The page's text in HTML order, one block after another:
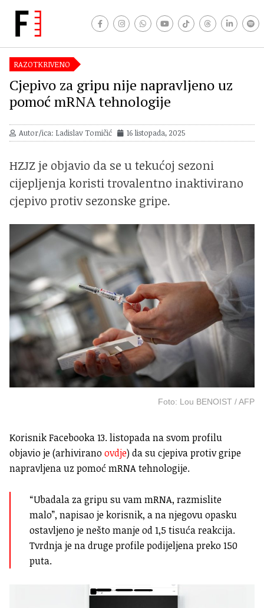
RAZOTKRIVENO
Cjepivo za gripu nije napravljeno uz
pomoć mRNA tehnologije
Autor/ica: Ladislav Tomičić 16 listopada, 2025
HZJZ je objavio da se u tekućoj sezoni
cijepljenja koristi trovalentno inaktivirano
cjepivo protiv sezonske gripe.
Foto: Lou BENOIST / AFP
Korisnik Facebooka 13. listopada na svom profilu
objavio je (arhiviranoovdje) da su cjepiva protiv gripe
napravljena uz pomoć mRNA tehnologije.
“Ubadala za gripu su vam mRNA, razmislite
malo”, napisao je korisnik, a na njegovu opasku
ostavljeno je nešto manje od 1,5 tisuća reakcija.
Tvrdnja je na druge profile podijeljena preko 150
puta.